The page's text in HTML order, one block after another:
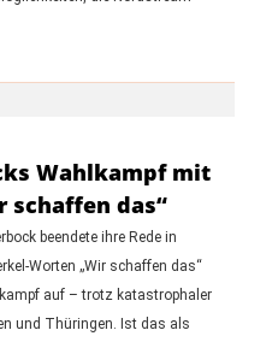
Wahlkampf mit
schaffen das“
beendete ihre Rede in
Worten „Wir schaffen das“
auf – trotz katastrophaler
und Thüringen. Ist das als